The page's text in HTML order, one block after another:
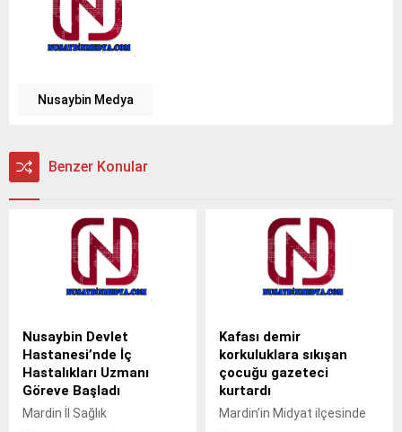
Nusaybin Medya
Benzer Konular
Nusaybin Devlet
Hastanesi’nde İç
Hastalıkları Uzmanı
Göreve Başladı
Mardin İl Sağlık
Kafası demir
korkuluklara sıkışan
çocuğu gazeteci
kurtardı
Mardin’in Midyat ilçesinde